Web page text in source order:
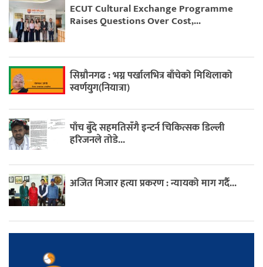
ECUT Cultural Exchange Programme
Raises Questions Over Cost,...
सिम्रौनगढ : भग्न पर्खालभित्र बाँचेको मिथिलाको
स्वर्णयुग(नियात्रा)
पाँच बुँदे सहमतिसँगै इन्टर्न चिकित्सक डिल्ली
हरिजनले तोडे...
अजित मिजार हत्या प्रकरण : न्यायको माग गर्दै...